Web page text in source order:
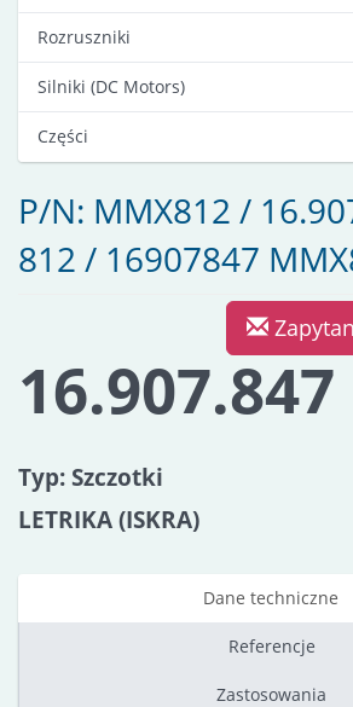
Rozruszniki
Silniki (DC Motors)
Części
P/N: MMX812 /
812 / 16907847
16.907.847
Typ: Szczotki
LETRIKA (ISKRA)
Dane techniczne
Referencje
Zastosowania